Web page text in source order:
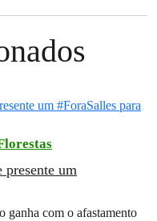
um
ganha com o afastamento